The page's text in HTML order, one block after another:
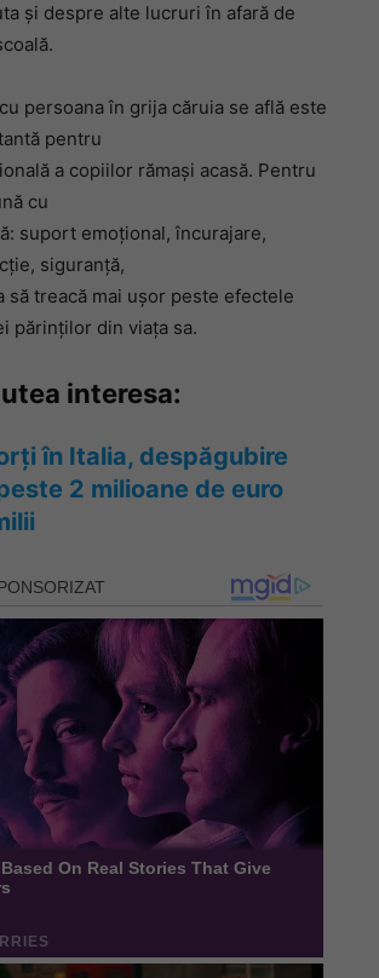
și despre alte lucruri în afară de
persoana în grija căruia se află este
pentru
a copiilor rămași acasă. Pentru
cu
suport emoțional, încurajare,
siguranță,
să treacă mai ușor peste efectele
părinților din viața sa.
interesa:
în Italia, despăgubire
2 milioane de euro